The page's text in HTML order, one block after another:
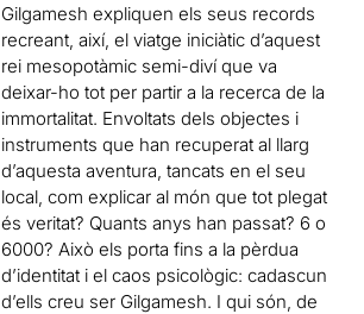
Gilgamesh expliquen els seus records
recreant, així, el viatge iniciàtic d’aquest
rei mesopotàmic semi-diví que va
deixar-ho tot per partir a la recerca de la
immortalitat. Envoltats dels objectes i
instruments que han recuperat al llarg
d’aquesta aventura, tancats en el seu
local, com explicar al món que tot plegat
és veritat? Quants anys han passat? 6 o
6000? Això els porta fins a la pèrdua
d’identitat i el caos psicològic: cadascun
d’ells creu ser Gilgamesh. I qui són, de